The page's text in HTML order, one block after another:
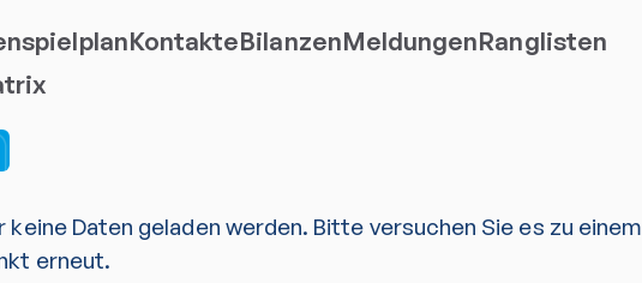
KontakteBilanzenMeldungenRanglisten
keine Daten geladen werden. Bitte versuchen Sie es zu einem
erneut.